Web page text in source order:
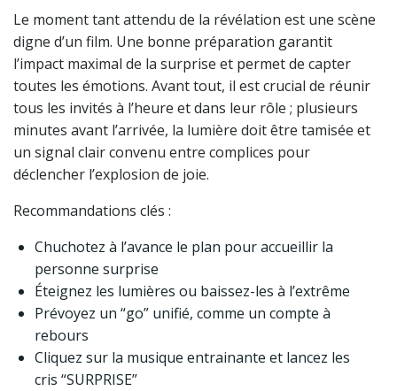
Le moment tant attendu de la révélation est une scène
digne d’un film. Une bonne préparation garantit
l’impact maximal de la surprise et permet de capter
toutes les émotions. Avant tout, il est crucial de réunir
tous les invités à l’heure et dans leur rôle ; plusieurs
minutes avant l’arrivée, la lumière doit être tamisée et
un signal clair convenu entre complices pour
déclencher l’explosion de joie.
Recommandations clés :
Chuchotez à l’avance le plan pour accueillir la
personne surprise
Éteignez les lumières ou baissez-les à l’extrême
Prévoyez un “go” unifié, comme un compte à
rebours
Cliquez sur la musique entrainante et lancez les
cris “SURPRISE”